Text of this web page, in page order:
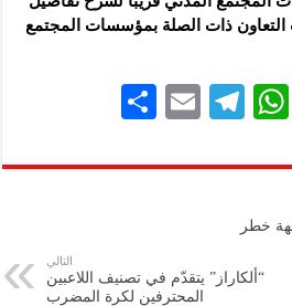
التعاون ذات الصلة بمؤسسات المجتمع
P
W
at
A
p
Te
gr
E
ai
ar
خطر
التالي
“ألكاراز” يتقدّم في تصنيف اللاعبين
المحترفين لكرة المضرب